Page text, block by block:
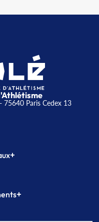
75640 Paris Cedex 13
+
+